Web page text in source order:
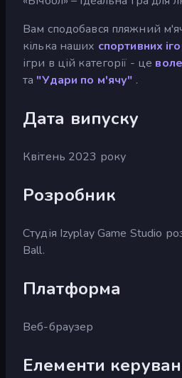
Вам сподобався пляжний
кілька наших спортивних
ігри в цій категорії - це
та "Удари по м'ячу" .
Дата випуску
Квітень 2023 року
Розробник
Студія Izyplay Game Studio
Ball.
Платформа
Веб-браузер
Елементи